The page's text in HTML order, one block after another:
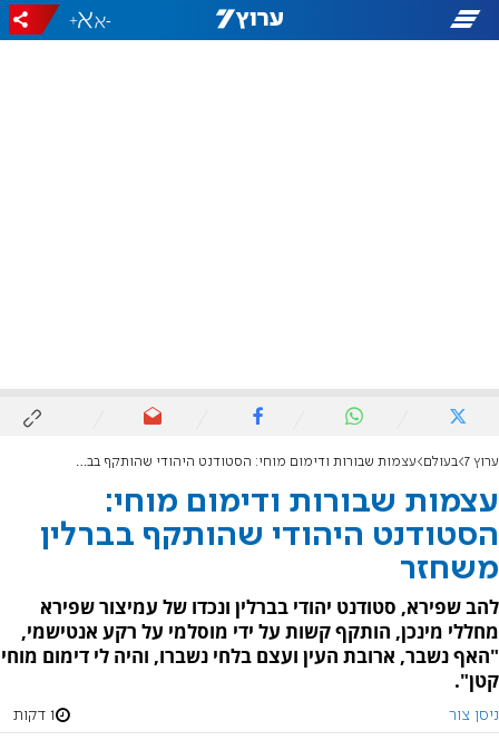
-
+
ערוץ 7 בעולם עצמות שבורות ודימום מוחי: הסטודנט היהודי שהותקף בברלין משחזר
עצמות שבורות ודימום מוחי:
הסטודנט היהודי שהותקף בברלין
משחזר
להב שפירא, סטודנט יהודי בברלין ונכדו של עמיצור שפירא
מחללי מינכן, הותקף קשות על ידי מוסלמי על רקע אנטישמי,
"האף נשבר, ארובת העין ועצם בלחי נשברו, והיה לי דימום מוחי
קטן".
ניסן צור 1 דקות